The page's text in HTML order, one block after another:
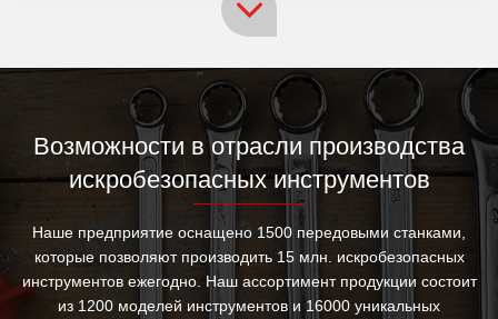
Возможности в отрасли производства
искробезопасных инструментов
Наше предприятие оснащено 1500 передовыми станками,
которые позволяют производить 15 млн. искробезопасных
инструментов ежегодно. Наш ассортимент продукции состоит
из 1200 моделей инструментов и 16000 уникальных